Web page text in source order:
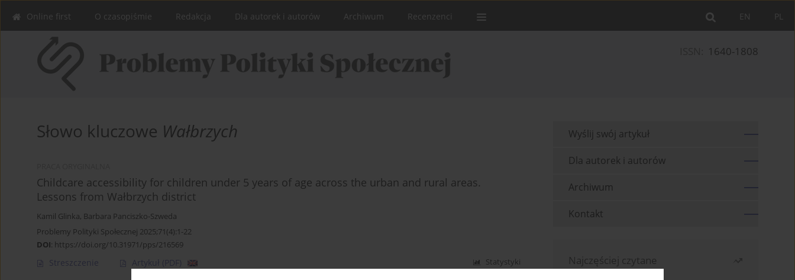
PL
EN
Online first O czasopiśmie Redakcja Dla autorek i autorów Archiwum Recenzenci
1640-1808
Słowo kluczowe Wałbrzych
Childcare accessibility for children under 5 years of age across the urban and rural areas.
Lessons from Wałbrzych district
Kamil Glinka, Barbara Panciszko-Szweda
Problemy Polityki Społecznej 2025;71(4):1-22
DOI: https://doi.org/10.31971/pps/216569
Streszczenie Artykuł (PDF) Statystyki
Wyślij swój artykuł
Dla autorek i autorów
Archiwum
Kontakt
Najczęściej czytane